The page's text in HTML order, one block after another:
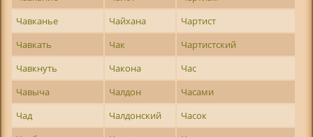
Чавканье
Чайхана
Чартист
Чавкать
Чак
Чартистский
Чавкнуть
Чакона
Час
Чавыча
Чалдон
Часами
Чад
Чалдонский
Часок